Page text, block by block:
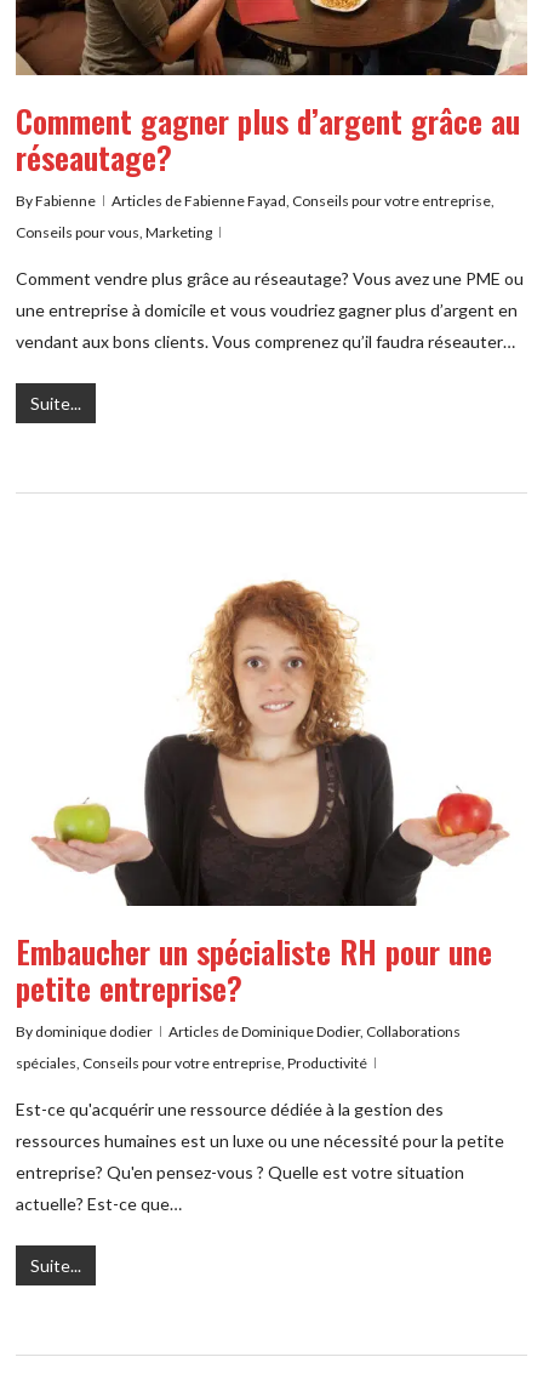
Comment gagner plus d’argent grâce au
réseautage?
ByFabienne Articles de Fabienne Fayad Conseils pour votre entreprise
Conseils pour vous ,Marketing
Comment vendre plus grâce au réseautage? Vous avez une PME ou
une entreprise à domicile et vous voudriez gagner plus d’argent en
vendant aux bons clients. Vous comprenez qu’il faudra réseauter…
Suite...
Embaucher un spécialiste RH pour une
petite entreprise?
By dominique dodier Articles de Dominique Dodier, Collaborations
spéciales, Conseils pour votre entreprise,Productivité
Est-ce qu'acquérir une ressource dédiée à la gestion des
ressources humaines est un luxe ou une nécessité pour la petite
entreprise? Qu'en pensez-vous ? Quelle est votre situation
actuelle? ‪Est-ce que…
Suite...